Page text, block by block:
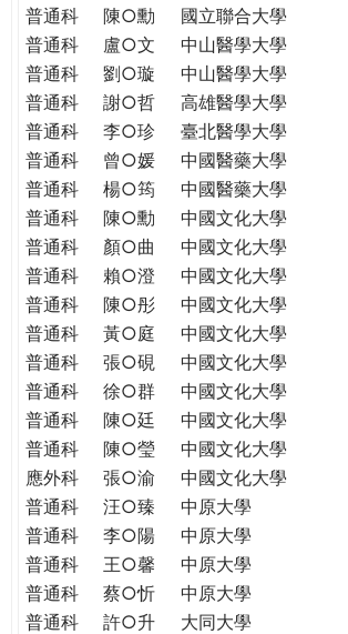
GLOBAL
CITIZENSHIP
普通科
陳○勳 國立聯合大學
普通科
盧○文 中山醫學大學
普通科
劉○璇 中山醫學大學
普通科
謝○哲 高雄醫學大學
普通科
李○珍 臺北醫學大學
普通科
曾○媛 中國醫藥大學
普通科
楊○筠 中國醫藥大學
普通科
陳○勳 中國文化大學
普通科
顏○曲 中國文化大學
普通科
賴○澄 中國文化大學
普通科
陳○彤 中國文化大學
普通科
黃○庭 中國文化大學
普通科
張○硯 中國文化大學
普通科
徐○群 中國文化大學
普通科
陳○廷 中國文化大學
普通科
陳○瑩 中國文化大學
應外科
張○渝 中國文化大學
普通科
汪○臻 中原大學
普通科
李○陽 中原大學
普通科
王○馨 中原大學
普通科
蔡○忻 中原大學
普通科
許○升 大同大學